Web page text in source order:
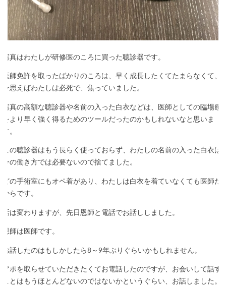
写真はわたしが研修医のころに買った聴診器です。
医師免許を取ったばかりのころは、早く成長したくてたまらなくて、
今思えばわたしは必死で、焦っていました。
写真の高額な聴診器や名前の入った白衣などは、医師としての臨場感
をより早く強く得るためのツールだったのかもしれないなと思いま
す。
この聴診器はもう長らく使っておらず、わたしの名前の入った白衣は
今の働き方では必要ないので捨てました。
どの手術室にもオペ着があり、わたしは白衣を着ていなくても医師だ
からです。
話は変わりますが、先日恩師と電話でお話ししました。
恩師は医師です。
お話したのはもしかしたら8～9年ぶりぐらいかもしれません。
アポを取らせていただきたくてお電話したのですが、お会いして話す
ことはもうほとんどないのではないかというぐらい、お話しました。